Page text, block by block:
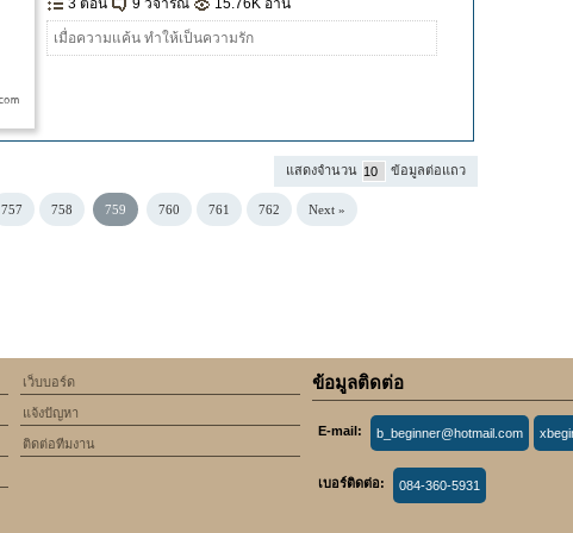
3 ตอน
9 วิจารณ์ 15.76K อ่าน
เมื่อความแค้น ทำให้เป็นความรัก
แสดงจำนวน ข้อมูลต่อแถว
757 758 759 760 761 762 Next »
เว็บบอร์ด
แจ้งปัญหา
ติดต่อทีมงาน
ข้อมูลติดต่อ
E-mail: b_beginner@hotmail.com
เบอร์ติดต่อ: 084-360-5931